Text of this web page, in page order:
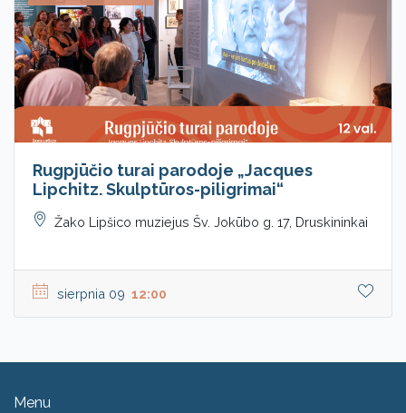
Rugpjūčio turai parodoje „Jacques
Lipchitz. Skulptūros-piligrimai“
Žako Lipšico muziejus Šv. Jokūbo g. 17, Druskininkai
sierpnia 09 12:00
Menu